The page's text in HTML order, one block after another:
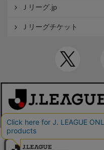
Ｊリーグ.jp
Ｊリーグチケット